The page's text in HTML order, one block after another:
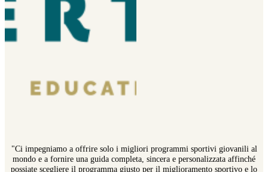
"Ci impegniamo a offrire solo i migliori programmi sportivi giovanili al
mondo e a fornire una guida completa, sincera e personalizzata affinché
possiate scegliere il programma giusto per il miglioramento sportivo e lo